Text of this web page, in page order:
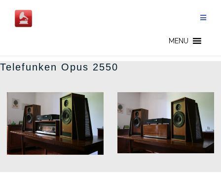
contenu
MENU
Telefunken Opus 2550